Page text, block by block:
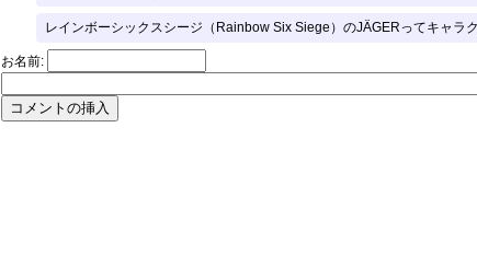
レインボーシックスシージ（Rainbow Six Siege）のJÄGERってキャラ
お名前: